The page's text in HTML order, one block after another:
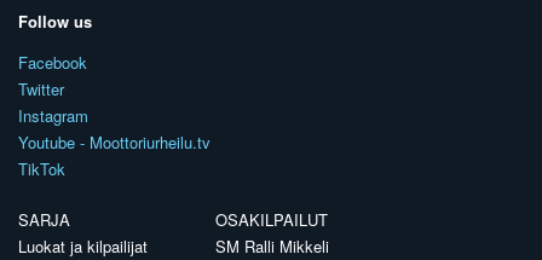
Follow us
Facebook
Twitter
Instagram
Youtube - Moottoriurheilu.tv
TikTok
SARJA
Luokat ja kilpailijat
OSAKILPAILUT
SM Ralli Mikkeli